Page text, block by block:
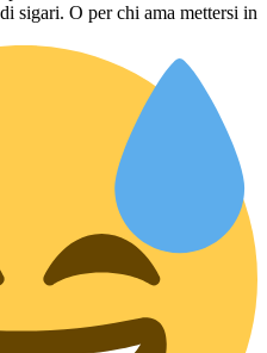
sigari. O per chi ama mettersi in